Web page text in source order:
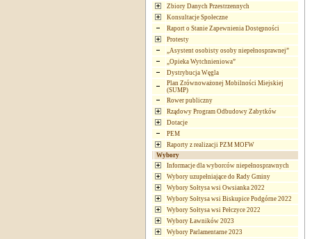
Zbiory Danych Przestrzennych
Konsultacje Społeczne
Raport o Stanie Zapewnienia Dostępności
Protesty
„Asystent osobisty osoby niepełnosprawnej”
„Opieka Wytchnieniowa”
Dystrybucja Węgla
Plan Zrównoważonej Mobilności Miejskiej
(SUMP)
Rower publiczny
Rządowy Program Odbudowy Zabytków
Dotacje
PEM
Raporty z realizacji PZM MOFW
Wybory
Informacje dla wyborców niepełnosprawnych
Wybory uzupełniające do Rady Gminy
Wybory Sołtysa wsi Owsianka 2022
Wybory Sołtysa wsi Biskupice Podgórne 2022
Wybory Sołtysa wsi Pełczyce 2022
Wybory Ławników 2023
Wybory Parlamentarne 2023